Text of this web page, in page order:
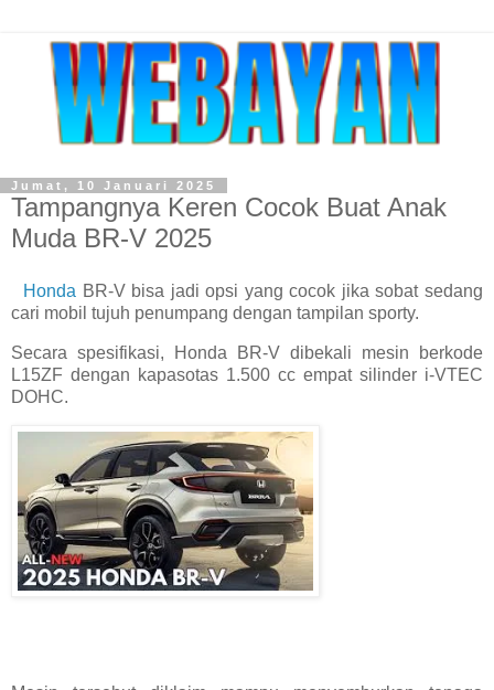
Jumat, 10 Januari 2025
Tampangnya Keren Cocok Buat Anak
Muda BR-V 2025
Honda BR-V bisa jadi opsi yang cocok jika sobat sedang
cari mobil tujuh penumpang dengan tampilan sporty.
Secara spesifikasi, Honda BR-V dibekali mesin berkode
L15ZF dengan kapasotas 1.500 cc empat silinder i-VTEC
DOHC.